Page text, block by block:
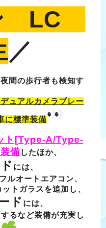
LC
／
間の歩行者も検知す
ュアルカメラブレー
に標準装備
ト[Type-A/Type-
備したほか、
には、
ルオートエアコン、
トガラスを追加し、
ド には、
るなど装備が充実し